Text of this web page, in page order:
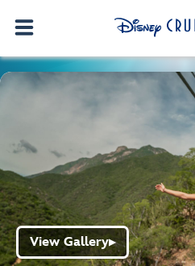
View Gallery▶